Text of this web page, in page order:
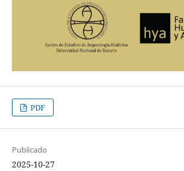
PDF
Publicado
2025-10-27